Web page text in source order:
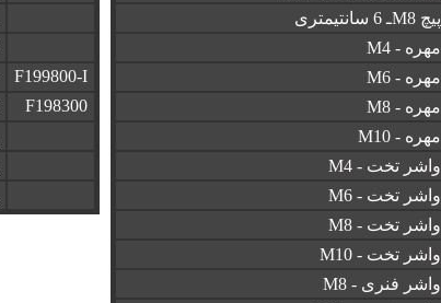
پیچ M8ـ 6 سانتیمتری
مهره - M4
مهره - M6
مهره - M8
مهره - M10
واشر تخت - M4
واشر تخت - M6
واشر تخت - M8
واشر تخت - M10
واشر فنری - M8
F199800-I
F198300